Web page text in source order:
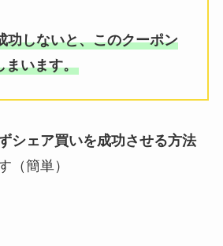
功しないと、このクーポン
まいます。
シェア買いを成功させる方法
（簡単）